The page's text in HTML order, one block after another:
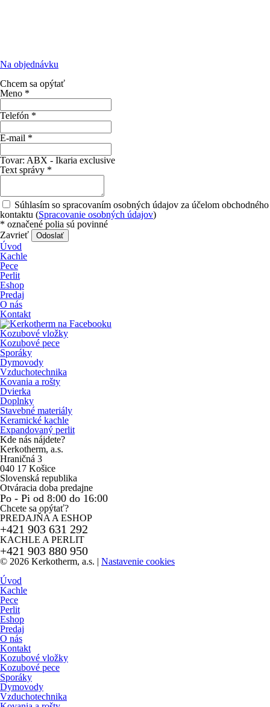
Na objednávku
Chcem sa opýtať
Meno *
Telefón *
E-mail *
Tovar: ABX - Ikaria exclusive
Text správy *
Súhlasím so spracovaním osobných údajov za účelom obchodného
kontaktu (Spracovanie osobných údajov)
* označené polia sú povinné
Zavrieť
Odoslať
Úvod
Kachle
Pece
Perlit
Eshop
Predaj
O nás
Kontakt
Kozubové vložky
Kozubové pece
Sporáky
Dymovody
Vzduchotechnika
Kovania a rošty
Dvierka
Doplnky
Stavebné materiály
Keramické kachle
Expandovaný perlit
Kde nás nájdete?
Kerkotherm, a.s.
Hraničná 3
040 17 Košice
Slovenská republika
Otváracia doba predajne
Po - Pi od 8:00 do 16:00
Chcete sa opýtať?
PREDAJŇA A ESHOP
+421 903 631 292
KACHLE A PERLIT
+421 903 880 950
© 2026 Kerkotherm, a.s. | Nastavenie cookies
Úvod
Kachle
Pece
Perlit
Eshop
Predaj
O nás
Kontakt
Kozubové vložky
Kozubové pece
Sporáky
Dymovody
Vzduchotechnika